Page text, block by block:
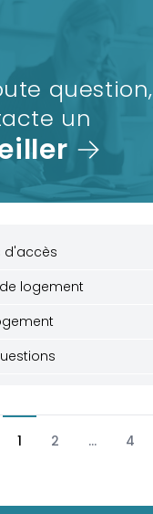
question,
un
d'accès
logement
1 2 ... 4